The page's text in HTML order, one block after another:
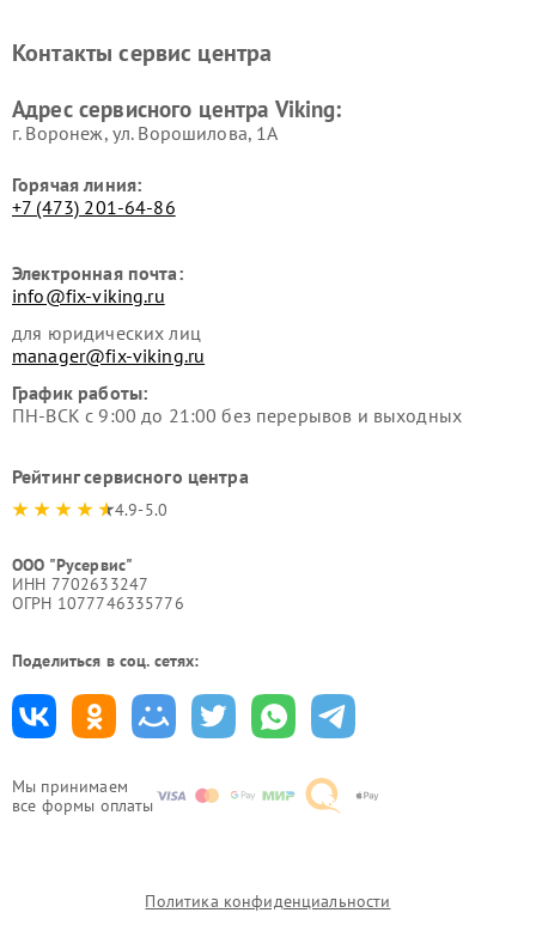
Мы принимаем
все формы оплаты
Контакты сервис центра
Адрес сервисного центра Viking:
г. Воронеж, ул. Ворошилова, 1А
Горячая линия:
+7 (473) 201-64-86
Электронная почта:
info@fix-viking.ru
для юридических лиц
manager@fix-viking.ru
График работы:
ПН-ВСК с 9:00 до 21:00 без перерывов и выходных
Рейтинг сервисного центра
4.9-5.0
ООО "Русервис"
ИНН 7702633247
ОГРН 1077746335776
Поделиться в соц. сетях:
Политика конфиденциальности